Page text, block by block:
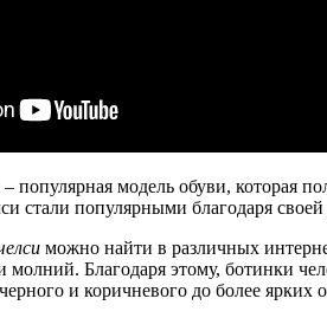
– популярная модель обуви, которая
стали популярными благодаря
можно найти в различных
молний. Благодаря этому, ботинки
и коричневого до более